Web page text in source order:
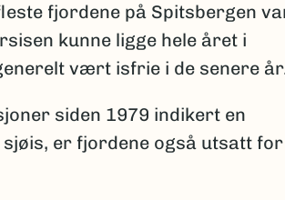
fjordene på Spitsbergen
kunne ligge hele året i
vært isfrie i de senere
siden 1979 indikert en
er fjordene også utsatt